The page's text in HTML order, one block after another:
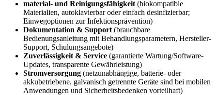
material- und Reinigungsfähigkeit (biokompatible
Materialien,⁤ autoklavierbar oder einfach desinfizierbar;
Einwegoptionen zur ​Infektionsprävention)
Dokumentation & Support (brauchbare
⁢Bedienungsanleitung ​mit Behandlungsparametern, Hersteller-
Support, Schulungsangebote)
Zuverlässigkeit & Service (garantierte Wartung/Software-
Updates, transparente Gewährleistung)
Stromversorgung (netzunabhängige, batterie- oder​
akkubetriebene, ‌galvanisch getrennte Geräte sind bei‌ mobilen
Anwendungen und​ Sicherheitsbedenken⁤ vorteilhaft)